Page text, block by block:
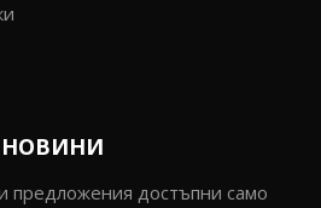
НОВИНИ
предложения достъпни само